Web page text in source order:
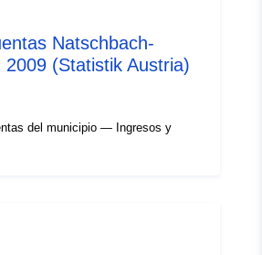
Natschbach-
2009 (Statistik Austria)
del municipio — Ingresos y